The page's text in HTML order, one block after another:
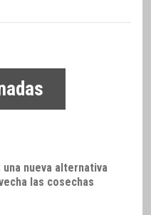
una nueva alternativa
las cosechas